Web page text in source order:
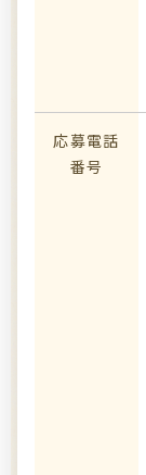
応募電話
番号